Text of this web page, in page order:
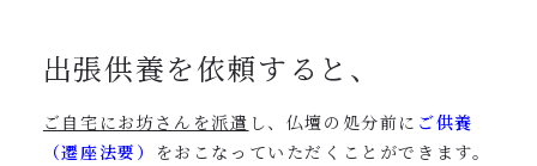
出張供養を依頼すると、
ご自宅にお坊さんを派遣 し、仏壇の処分前に ご供養
（遷座法要）
をおこなっていただくことができます。